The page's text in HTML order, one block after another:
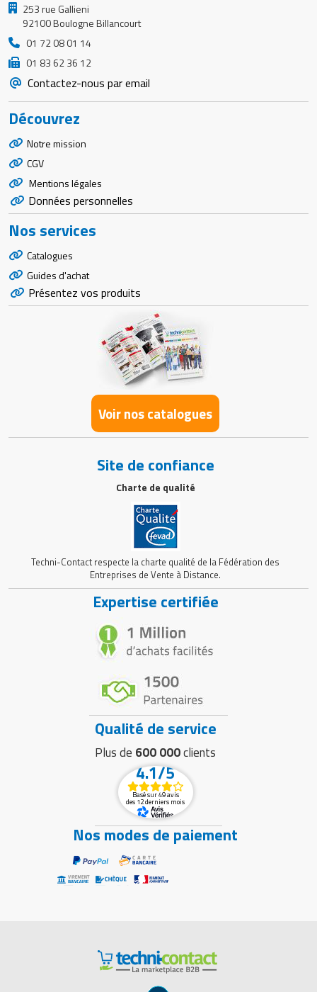
253 rue Gallieni
92100 Boulogne Billancourt
01 72 08 01 14
01 83 62 36 12
Contactez-nous par email
Découvrez
Notre mission
CGV
Mentions légales
Données personnelles
Nos services
Catalogues
Guides d'achat
Présentez vos produits
Voir nos catalogues
Site de confiance
Charte de qualité
Techni-Contact respecte la charte qualité de la Fédération des
Entreprises de Vente à Distance.
Expertise certifiée
Qualité de service
Plus de 600 000clients
4.1/5
Basé sur 49 avis
des 12 derniers mois
Nos modes de paiement